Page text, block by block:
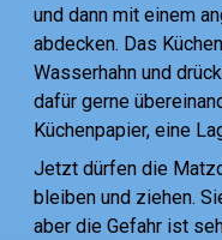
und dann mit einem
abdecken. Das
Wasserhahn und
dafür gerne
Küchenpapier, eine
Jetzt dürfen die
bleiben und ziehen.
aber die Gefahr ist